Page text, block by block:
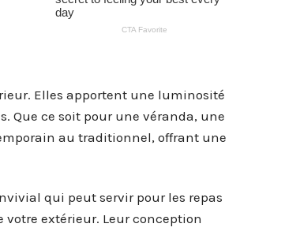
Elles apportent une luminosité
Que ce soit pour une véranda, une
au traditionnel, offrant une
qui peut servir pour les repas
extérieur. Leur conception